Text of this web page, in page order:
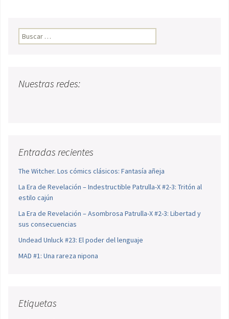
Buscar:
Nuestras redes:
Entradas recientes
The Witcher. Los cómics clásicos: Fantasía añeja
La Era de Revelación – Indestructible Patrulla-X #2-3: Tritón al
estilo cajún
La Era de Revelación – Asombrosa Patrulla-X #2-3: Libertad y
sus consecuencias
Undead Unluck #23: El poder del lenguaje
MAD #1: Una rareza nipona
Etiquetas